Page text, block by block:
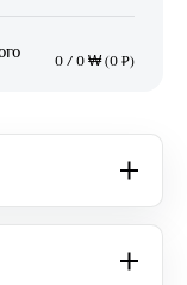
0 / 0 ₩ (0 ₽)